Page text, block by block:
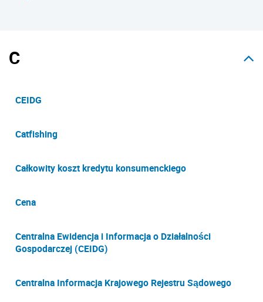
C
CEIDG
Catfishing
Całkowity koszt kredytu konsumenckiego
Cena
Centralna Ewidencja i Informacja o Działalności
Gospodarczej (CEIDG)
Centralna Informacja Krajowego Rejestru Sądowego